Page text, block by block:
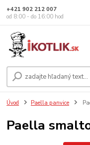
+421 902 212 007
od 8:00 - do 16:00 hod
Úvod Paella panvice
Paella